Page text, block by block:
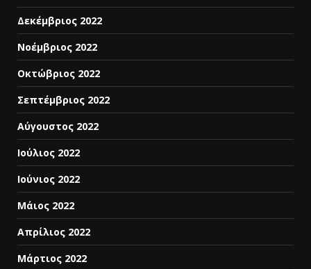
Δεκέμβριος 2022
Νοέμβριος 2022
Οκτώβριος 2022
Σεπτέμβριος 2022
Αύγουστος 2022
Ιούλιος 2022
Ιούνιος 2022
Μάιος 2022
Απρίλιος 2022
Μάρτιος 2022